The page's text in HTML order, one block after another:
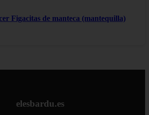
Figacitas de manteca (mantequilla)
elesbardu.es